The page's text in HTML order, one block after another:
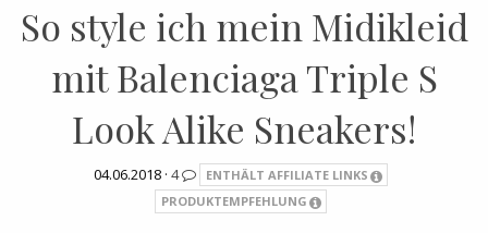
So style ich mein Midikleid
mit Balenciaga Triple S
Look Alike Sneakers!
04.06.2018 · 4
ENTHÄLT AFFILIATE LINKS
PRODUKTEMPFEHLUNG